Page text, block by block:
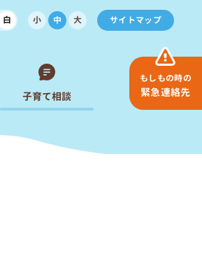
白 小 中 大 サイトマップ
子育て相談
もしもの時の
緊急連絡先